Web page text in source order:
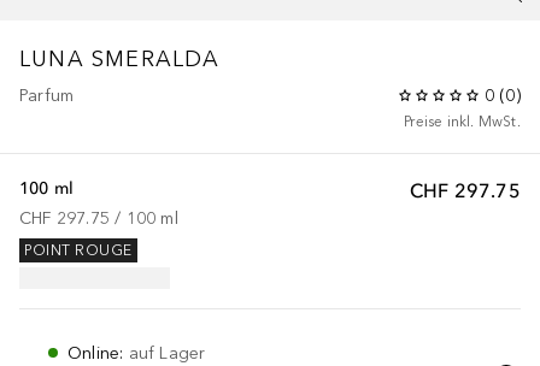
LUNA SMERALDA
Parfum 0 (0)
Preise inkl. MwSt.
CHF 297.75
100 ml
CHF 297.75 / 100 ml
POINT ROUGE
Online: auf Lager